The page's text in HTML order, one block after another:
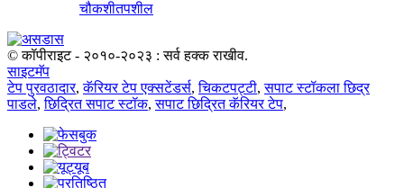
चौकशीतपशील
© कॉपीराइट - २०१०-२०२३ : सर्व हक्क राखीव.
साइटमॅप
टेप पुरवठादार,कॅरियर टेप एक्सटेंडर्स,चिकटपट्टी,सपाट स्टॉकला छिद्र
पाडले,छिद्रित सपाट स्टॉक,सपाट छिद्रित कॅरियर टेप,